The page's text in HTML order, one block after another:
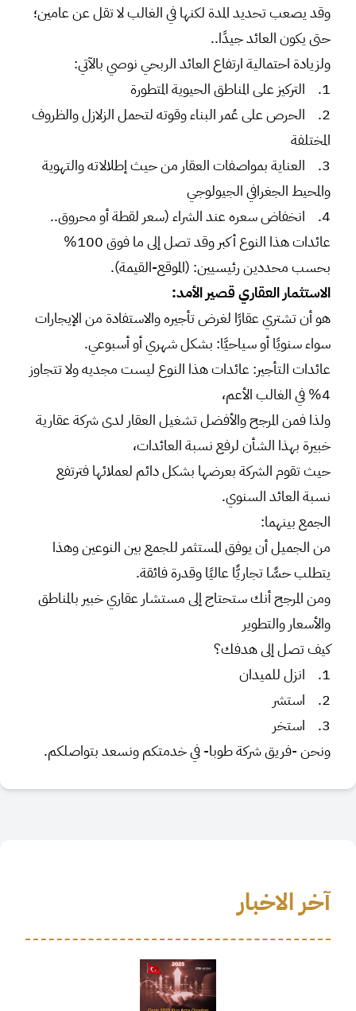
وقد يصعب تحديد المدة لكنها في الغالب لا تقل عن عامين؛
حتى يكون العائد جيدًا..
ولزيادة احتمالية ارتفاع العائد الربحي نوصي بالآتي:
1. التركيز على المناطق الحيوية المتطورة
2. الحرص على عُمر البناء وقوته لتحمل الزلازل والظروف
المختلفة
3. العناية بمواصفات العقار من حيث إطلالاته والتهوية
والمحيط الجغرافي الجيولوجي
4. انخفاض سعره عند الشراء (سعر لقطة أو محروق..
عائدات هذا النوع أكبر وقد تصل إلى ما فوق 100%
بحسب محددين رئيسيين: (الموقع-القيمة).
الاستثمار العقاري قصير الأمد:
هو أن تشتري عقارًا لغرض تأجيره والاستفادة من الإيجارات
سواء سنويًا أو سياحيَّا: بشكل شهري أو أسبوعي.
عائدات التأجير: عائدات هذا النوع ليست مجديه ولا تتجاوز
4% في الغالب الأعم،
ولذا فمن المرجح والأفضل تشغيل العقار لدى شركة عقارية
خبيرة بهذا الشأن لرفع نسبة العائدات،
حيث تقوم الشركة بعرضها بشكل دائم لعملائها فترتفع
نسبة العائد السنوي.
الجمع بينهما:
من الجميل أن يوفق المستثمر للجمع بين النوعين وهذا
يتطلب حسًّا تجاريًّا عاليًا وقدرة فائقة.
ومن المرجح أنك ستحتاج إلى مستشار عقاري خبير بالمناطق
والأسعار والتطوير
كيف تصل إلى هدفك؟
1. انزل للميدان
2. استشر
3. استخر
ونحن -فريق شركة طوبا- في خدمتكم ونسعد بتواصلكم.
آخر الاخبار